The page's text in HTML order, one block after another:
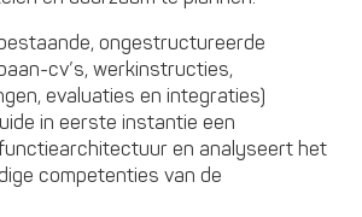
ongestructureerde
cv’s, werkinstructies,
evaluaties en integraties)
in eerste instantie een
en analyseert het
competenties van de